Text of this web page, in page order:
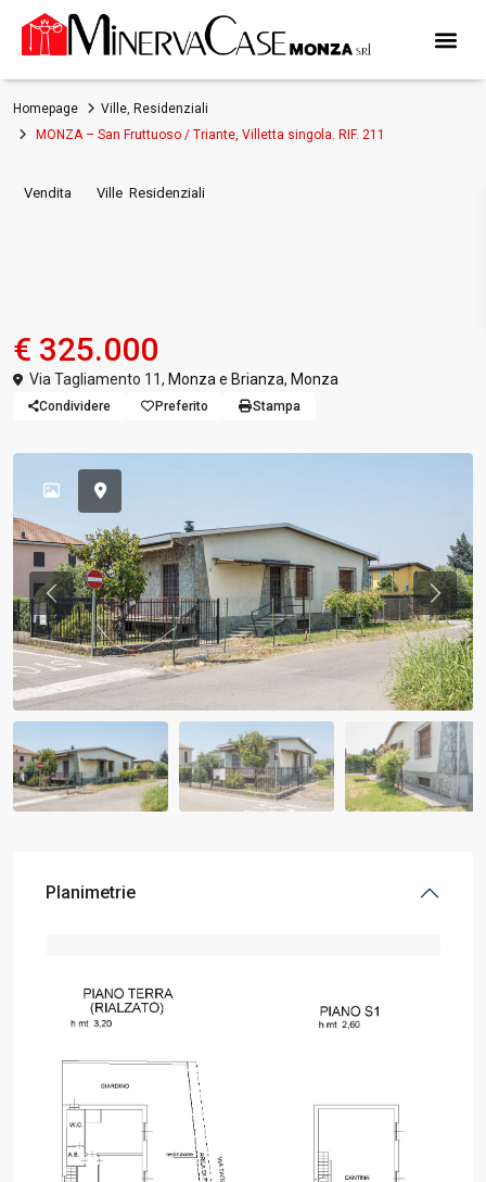
Homepage Ville, Residenziali
MONZA – San Fruttuoso / Triante, Villetta singola. RIF. 211
Vendita Ville Residenziali
€ 325.000
Via Tagliamento 11, Monza e Brianza, Monza
Condividere Preferito Stampa
Previous
Planimetrie